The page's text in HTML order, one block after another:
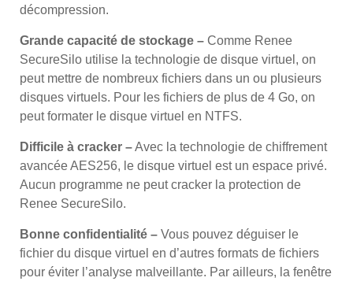
décompression.
Grande capacité de stockage – Comme Renee
SecureSilo utilise la technologie de disque virtuel, on
peut mettre de nombreux fichiers dans un ou plusieurs
disques virtuels. Pour les fichiers de plus de 4 Go, on
peut formater le disque virtuel en NTFS.
Difficile à cracker –Avec la technologie de chiffrement
avancée AES256, le disque virtuel est un espace privé.
Aucun programme ne peut cracker la protection de
Renee SecureSilo.
Bonne confidentialité – Vous pouvez déguiser le
fichier du disque virtuel en d’autres formats de fichiers
pour éviter l’analyse malveillante. Par ailleurs, la fenêtre